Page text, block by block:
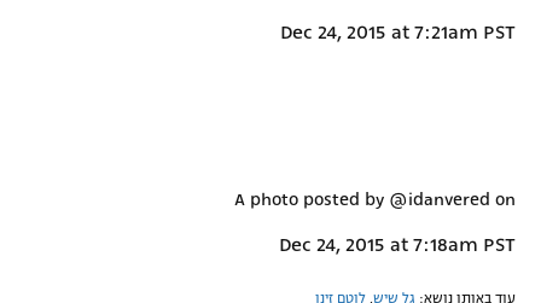
Dec 24, 2015 at 7:21am PST
A photo posted by @idanvered on
Dec 24, 2015 at 7:18am PST
עוד באותו נושא: גל שיש, לוטם זינו